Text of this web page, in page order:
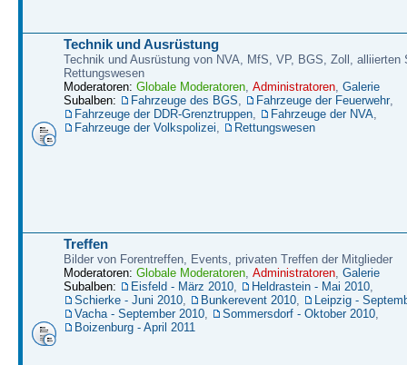
Technik und Ausrüstung
Technik und Ausrüstung von NVA, MfS, VP, BGS, Zoll, alliierten
Rettungswesen
Moderatoren: Globale Moderatoren Administratoren Galerie
Subalben:
Fahrzeuge des BGS Fahrzeuge der Feuerwehr,
Fahrzeuge der DDR-Grenztruppen
Fahrzeuge der NVA
Fahrzeuge der Volkspolizei
Rettungswesen
Treffen
Bilder von Forentreffen, Events, privaten Treffen der Mitglieder
Moderatoren: Globale Moderatoren Administratoren Galerie
Subalben:
Eisfeld - März 2010 Heldrastein - Mai 2010
Schierke - Juni 2010
Bunkerevent 2010
Leipzig -
Vacha - September 2010
Sommersdorf - Oktober 2010
Boizenburg - April 2011